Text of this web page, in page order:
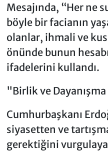
Mesajında, “Her ne
böyle bir facianın
olanlar, ihmali ve
önünde bunun
ifadelerini kullandı.
"Birlik ve
Cumhurbaşkanı
siyasetten ve
gerektiğini